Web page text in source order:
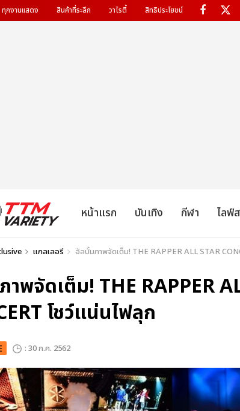
ทุกงานแสดง สินค้าที่ระลึก วาไรตี้ สิทธิประโยชน์
หน้าแรก บันเทิง กีฬา ไลฟ์
แกลเลอรี อัลบั้มภาพจัดเต็ม! THE RAPPER ALL STAR
พจัดเต็ม! THE RAPPER
โชว์แน่นไฟลุก
: 30 ก.ค. 2562